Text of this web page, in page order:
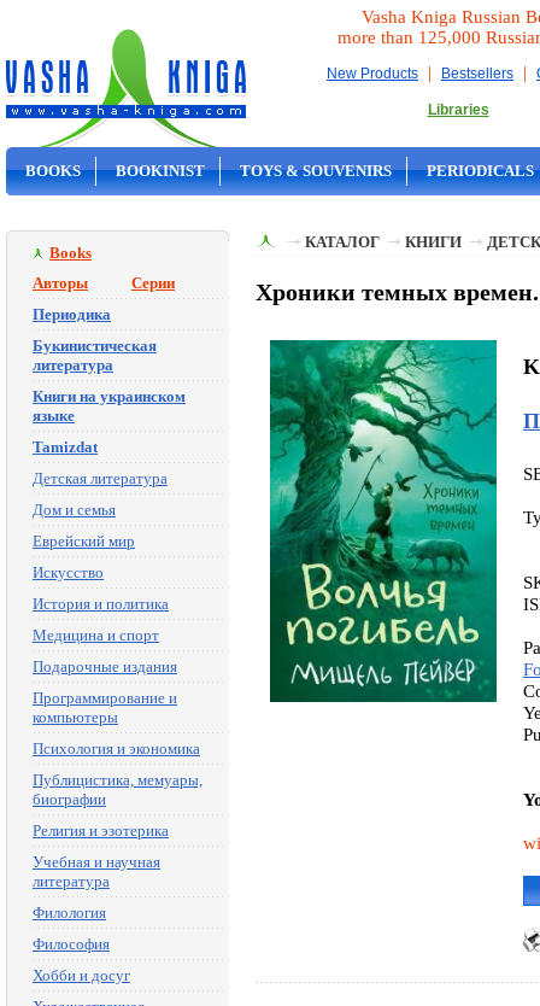
Vasha Kniga Russian
more than 125,000
New Products | Bestsellers |
Libraries
BOOKS BOOKINIST TOYS & SOUVENIRS PERIODICALS
Books
Авторы
Серии
Периодика
Букинистическая
литература
Книги на украинском
языке
Tamizdat
Детская литература
Дом и семья
Еврейский мир
Искусство
История и политика
Медицина и спорт
Подарочные издания
Программирование и
компьютеры
Психология и экономика
Публицистика, мемуары,
биографии
Религия и эзотерика
Учебная и научная
литература
Филология
Философия
Хобби и досуг
КАТАЛОГ КНИГИ
Хроники темных